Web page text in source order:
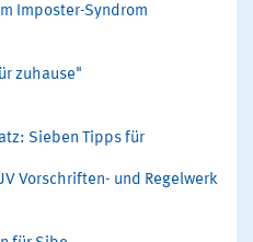
Imposter-Syndrom
zuhause"
Sieben Tipps für
Vorschriften- und Regelwerk